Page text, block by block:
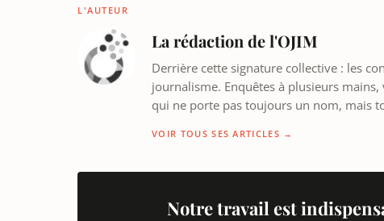
L'AUTEUR
La rédaction de l'OJIM
Derrière cette signature collective : les
journalisme. Enquêtes à plusieurs
qui ne porte pas toujours un nom, mais
VOIR TOUS SES ARTICLES →
Notre travail est